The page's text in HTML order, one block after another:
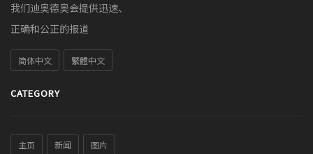
我们迪奥德奥会提供迅速、
正确和公正的报道
简体中文 繁體中文
CATEGORY
主页 新闻 图片